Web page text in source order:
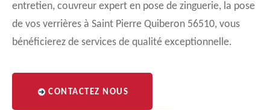
entretien, couvreur expert en pose de zinguerie, la pose
de vos verrières à Saint Pierre Quiberon 56510, vous
bénéficierez de services de qualité exceptionnelle.
CONTACTEZ NOUS